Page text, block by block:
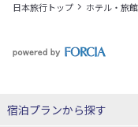
日本旅行トップ ホテル・旅
宿泊プランから探す